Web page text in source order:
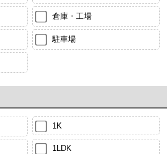
倉庫・工場
駐車場
1K
1LDK